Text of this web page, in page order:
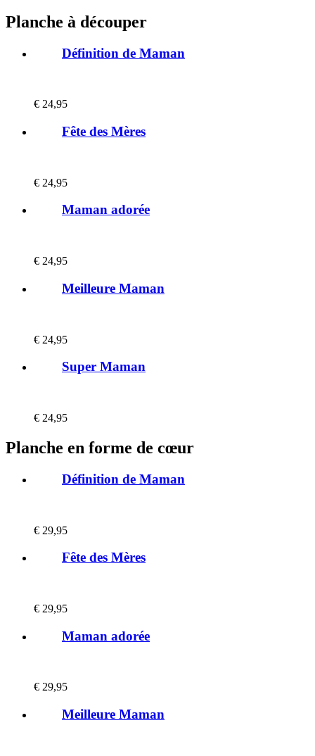
Planche à découper
Définition de Maman
€ 24,95
Fête des Mères
€ 24,95
Maman adorée
€ 24,95
Meilleure Maman
€ 24,95
Super Maman
€ 24,95
Planche en forme de cœur
Définition de Maman
€ 29,95
Fête des Mères
€ 29,95
Maman adorée
€ 29,95
Meilleure Maman